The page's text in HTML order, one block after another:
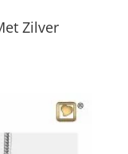
Zilver